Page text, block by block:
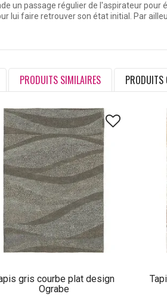
un passage régulier de l'aspirateur
lui faire retrouver son état initial. Par
PRODUITS SIMILAIRES PRODUITS
gris courbe plat design
Ograbe